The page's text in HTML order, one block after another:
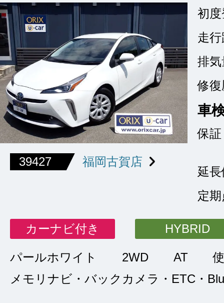
39427 福岡古賀店
初
走
排気
修復
車
保証
延
定
カーナビ付き HYBRID
パールホワイト 2WD AT
メモリナビ・バックカメラ・ETC・